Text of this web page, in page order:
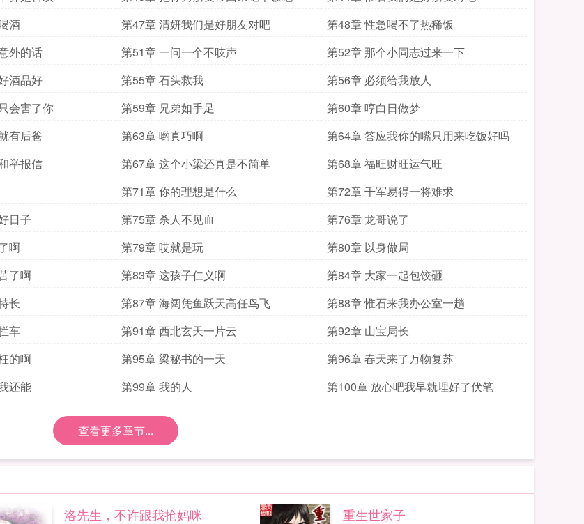
酒 第47章 清妍我们是好朋友对吧
第48章 性急喝不了热稀饭
外的话 第51章 一问一个不吱声
第52章 那个小同志过来一下
酒品好 第55章 石头救我
第56章 必须给我放人
会害了你 第59章 兄弟如手足
第60章 哼白日做梦
有后爸 第63章 哟真巧啊
第64章 答应我你的嘴只用来吃饭好吗
举报信 第67章 这个小梁还真是不简单
第68章 福旺财旺运气旺
第71章 你的理想是什么
第72章 千军易得一将难求
日子 第75章 杀人不见血
第76章 龙哥说了
啊 第79章 哎就是玩
第80章 以身做局
了啊 第83章 这孩子仁义啊
第84章 大家一起包饺砸
长 第87章 海阔凭鱼跃天高任鸟飞
第88章 惟石来我办公室一趟
车 第91章 西北玄天一片云
第92章 山宝局长
的啊 第95章 梁秘书的一天
第96章 春天来了万物复苏
还能 第99章 我的人 第100章 放心吧我早就埋好了伏笔
查看更多章节...
洛先生，不许跟我抢妈咪 重生世家子